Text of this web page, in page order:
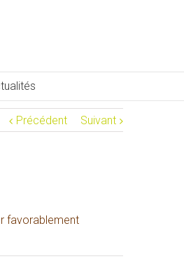
Précédent Suivant
favorablement